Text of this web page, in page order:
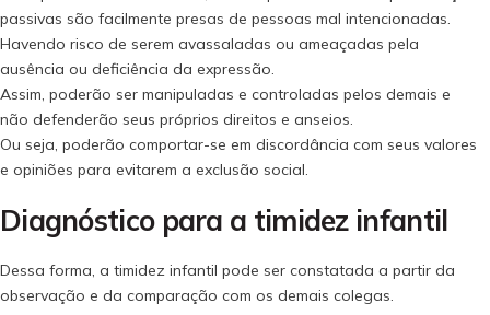
passivas são facilmente presas de pessoas mal intencionadas.
Havendo risco de serem avassaladas ou ameaçadas pela
ausência ou deficiência da expressão.
Assim, poderão ser manipuladas e controladas pelos demais e
não defenderão seus próprios direitos e anseios.
Ou seja, poderão comportar-se em discordância com seus valores
e opiniões para evitarem a exclusão social.
Diagnóstico para a timidez infantil
Dessa forma, a timidez infantil pode ser constatada a partir da
observação e da comparação com os demais colegas.